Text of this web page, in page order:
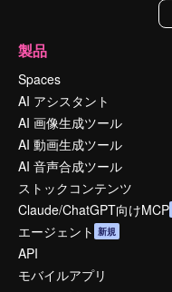
製品
Spaces
AI アシスタント
AI 画像生成ツール
AI 動画生成ツール
AI 音声合成ツール
ストックコンテンツ
Claude/ChatGPT向けMCP
エージェント 新規
API
モバイルアプリ